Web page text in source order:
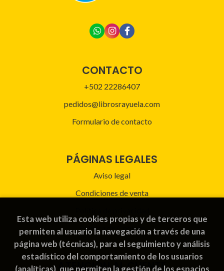
CONTACTO
+502 22286407
pedidos@librosrayuela.com
Formulario de contacto
PÁGINAS LEGALES
Aviso legal
Condiciones de venta
Política de Cookies
ATENCIÓN AL CLIENTE
Esta web utiliza cookies propias y de terceros que
permiten al usuario la navegación a través de una
página web (técnicas), para el seguimiento y análisis
estadístico del comportamiento de los usuarios
(analíticas), que permiten la gestión de los espacios